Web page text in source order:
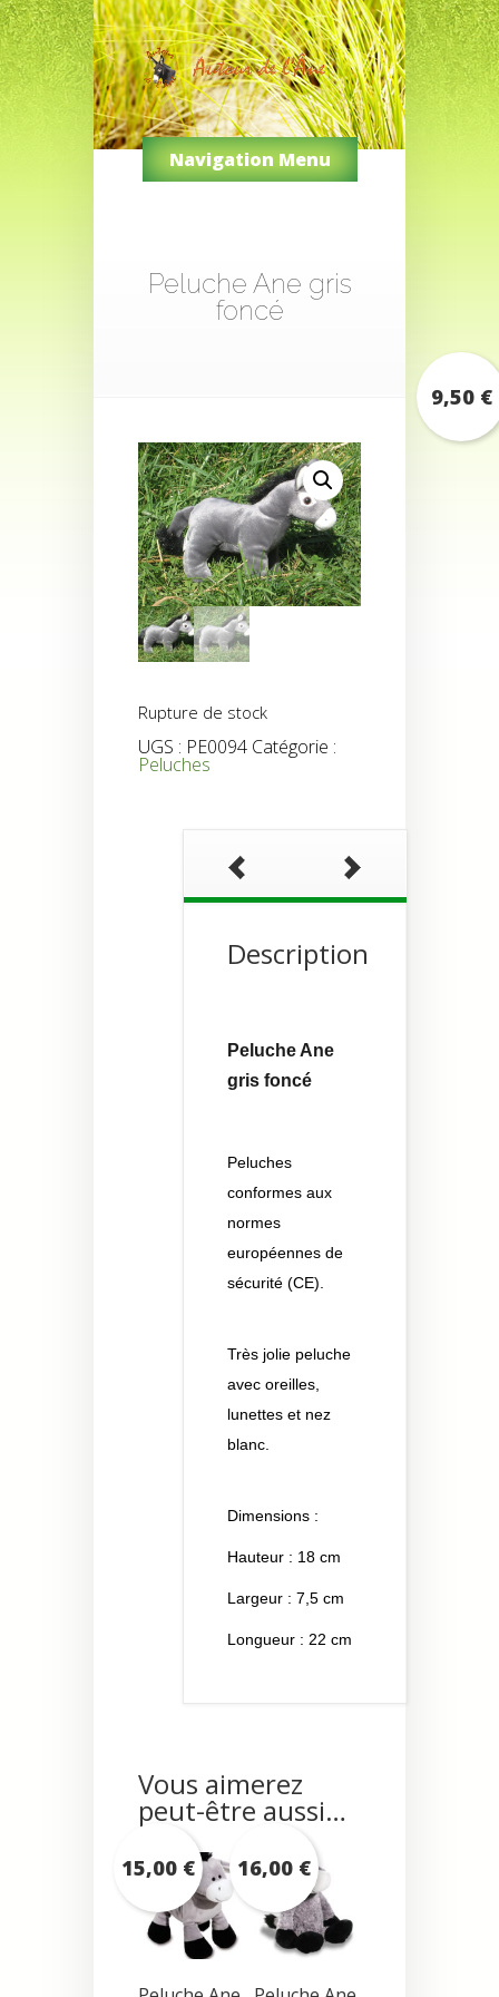
Navigation Menu
Peluche Ane gris
foncé
9,50 €
Rupture de stock
UGS : PE0094 Catégorie :
Peluches
Description
Peluche Ane
gris foncé
Peluches
conformes aux
normes
européennes de
sécurité (CE).
Très jolie peluche
avec oreilles,
lunettes et nez
blanc.
Dimensions :
Hauteur : 18 cm
Largeur : 7,5 cm
Longueur : 22 cm
Vous aimerez
peut-être aussi…
15,00 € 16,00 €